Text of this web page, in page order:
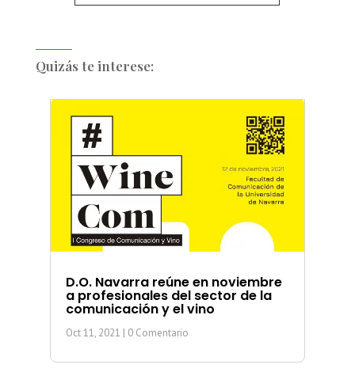
Quizás te interese:
D.O. Navarra reúne en noviembre
a profesionales del sector de la
comunicación y el vino
Oct 11, 2021 | 0 Comentario